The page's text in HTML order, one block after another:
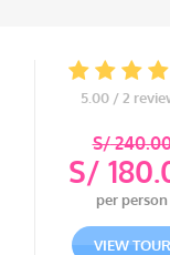
5.00 / 2
S/
cena
byla:
S/
cena
per person
VIEW TOUR